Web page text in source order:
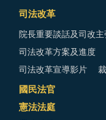
司法改革
院長重要談話及司改主
司法改革方案及進度
司法改革宣導影片
國民法官
憲法法庭